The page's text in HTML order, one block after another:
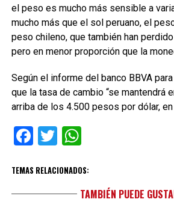
el peso es mucho más sensible a
mucho más que el sol peruano, el
peso chileno, que también han
pero en menor proporción que la
Según el informe del banco BBVA
que la tasa de cambio “se mantendrá
arriba de los 4.500 pesos por dólar,
Facebook
TwitterWhatsApp
TEMAS RELACIONADOS:
TAMBIÉN PUEDE